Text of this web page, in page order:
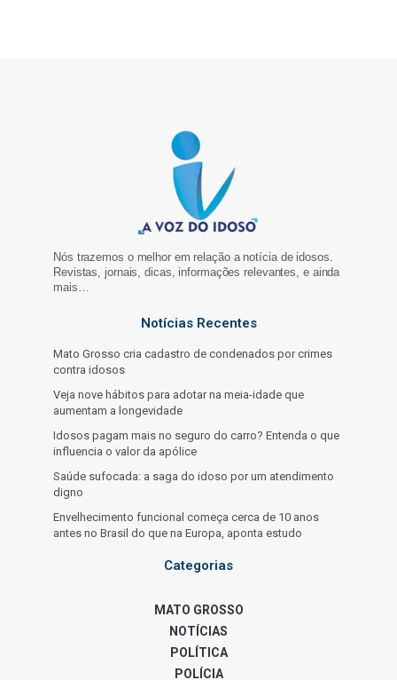
Nós trazemos o melhor em relação a notícia de idosos.
Revistas, jornais, dicas, informações relevantes, e ainda
mais…
Notícias Recentes
Mato Grosso cria cadastro de condenados por crimes
contra idosos
Veja nove hábitos para adotar na meia-idade que
aumentam a longevidade
Idosos pagam mais no seguro do carro? Entenda o que
influencia o valor da apólice
Saúde sufocada: a saga do idoso por um atendimento
digno
Envelhecimento funcional começa cerca de 10 anos
antes no Brasil do que na Europa, aponta estudo
Categorias
MATO GROSSO
NOTÍCIAS
POLÍTICA
POLÍCIA